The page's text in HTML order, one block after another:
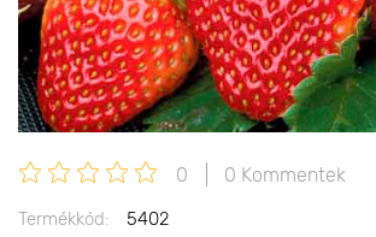
0 0 Kommentek
Termékkód:
5402